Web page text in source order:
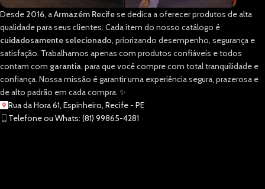
Desde 2016, aArmazém Recifese dedica a oferecer produtos de alta
qualidade para seus clientes. Cada item do nosso catálogo é
cuidadosamente selecionado, priorizando desempenho, segurança e
satisfação. Trabalhamos apenas com produtos confiáveis e todos
contam com garantia, para que você compre com total tranquilidade e
confiança. Nossa missão é garantir uma experiência segura, prazerosa e
de alto padrão em cada compra. ✨
Rua da Hora 61, Espinheiro, Recife - PE
Telefone ou Whats: (81) 99865-4281